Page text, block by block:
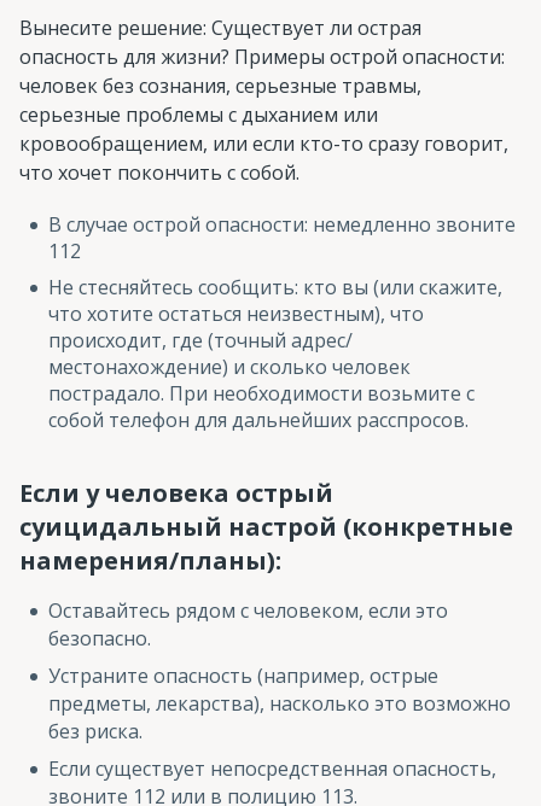
Вынесите решение: Существует ли острая
опасность для жизни? Примеры острой опасности:
человек без сознания, серьезные травмы,
серьезные проблемы с дыханием или
кровообращением, или если кто-то сразу говорит,
что хочет покончить с собой.
В случае острой опасности: немедленно звоните
112
Не стесняйтесь сообщить: кто вы (или скажите,
что хотите остаться неизвестным), что
происходит, где (точный адрес/
местонахождение) и сколько человек
пострадало. При необходимости возьмите с
собой телефон для дальнейших расспросов.
Если у человека острый
суицидальный настрой (конкретные
намерения/планы):
Оставайтесь рядом с человеком, если это
безопасно.
Устраните опасность (например, острые
предметы, лекарства), насколько это возможно
без риска.
Если существует непосредственная опасность,
звоните 112 или в полицию 113.